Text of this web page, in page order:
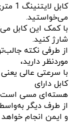
می‌خواستید.
با کمک این کابل
شارژ کنید.
از طرفی نکته
موردنظر دارید،
کابل دارای
هسته‌ای مسی است،
از طرف دیگر
و ایمن انجام